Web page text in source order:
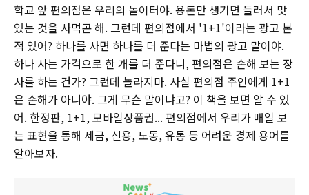
학교 앞 편의점은 우리의 놀이터야. 용돈만 생기면 들러서 맛
있는 것을 사먹곤 해. 그런데 편의점에서 '1+1'이라는 광고 본
적 있어? 하나를 사면 하나를 더 준다는 마법의 광고 말이야.
하나 사는 가격으로 한 개를 더 준다니, 편의점은 손해 보는 장
사를 하는 건가? 그런데 놀라지마. 사실 편의점 주인에게 1+1
은 손해가 아니야. 그게 무슨 말이냐고? 이 책을 보면 알 수 있
어. 한정판, 1+1, 모바일상품권... 편의점에서 우리가 매일 보
는 표현을 통해 세금, 신용, 노동, 유통 등 어려운 경제 용어를
알아보자.